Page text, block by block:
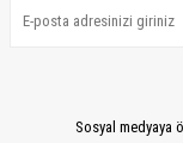
Sosyal medyaya